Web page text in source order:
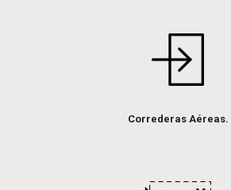
Correderas Aéreas.